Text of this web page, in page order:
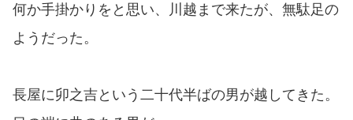
何か手掛かりをと思い、川越まで来たが、無駄足の
ようだった。
長屋に卯之吉という二十代半ばの男が越してきた。